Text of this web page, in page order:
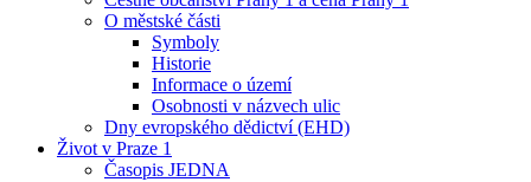
O městské části
Symboly
Historie
Informace o území
Osobnosti v názvech ulic
Dny evropského dědictví (EHD)
Život v Praze 1
Časopis JEDNA